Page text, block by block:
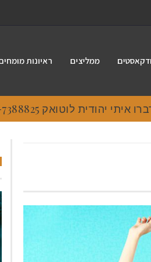
ממליצים ראיונות
לוטואק 054-7388825.